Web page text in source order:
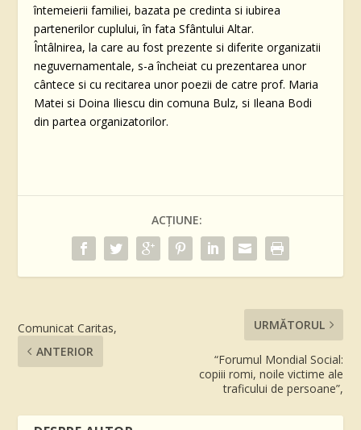
întemeierii familiei, bazata pe credinta si iubirea
partenerilor cuplului, în fata Sfântului Altar.
Întâlnirea, la care au fost prezente si diferite organizatii
neguvernamentale, s-a încheiat cu prezentarea unor
cântece si cu recitarea unor poezii de catre prof. Maria
Matei si Doina Iliescu din comuna Bulz, si Ileana Bodi
din partea organizatorilor.
ACȚIUNE:
Comunicat Caritas,
ANTERIOR
URMĂTORUL
“Forumul Mondial Social:
copiii romi, noile victime ale
traficului de persoane”,